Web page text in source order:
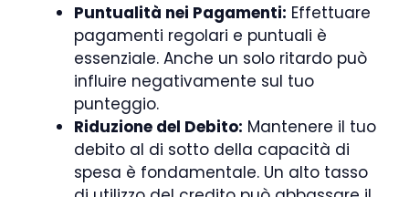
Puntualità nei Pagamenti: Effettuare
pagamenti regolari e puntuali è
essenziale. Anche un solo ritardo può
influire negativamente sul tuo
punteggio.
Riduzione del Debito: Mantenere il tuo
debito al di sotto della capacità di
spesa è fondamentale. Un alto tasso